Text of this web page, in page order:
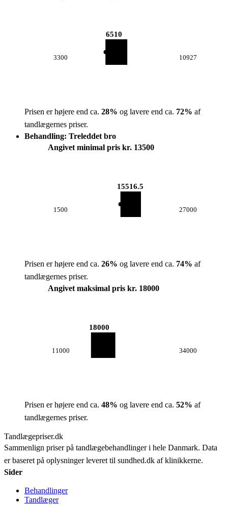
3300
6510
10927
Prisen er højere end ca. 28% og lavere end ca. 72% af
tandlægernes priser.
Behandling: Treleddet bro
Angivet minimal pris kr. 13500
1500
15516.5
27000
Prisen er højere end ca. 26% og lavere end ca. 74% af
tandlægernes priser.
Angivet maksimal pris kr. 18000
11000
18000
34000
Prisen er højere end ca. 48% og lavere end ca. 52% af
tandlægernes priser.
Tandlægepriser.dk
Sammenlign priser på tandlægebehandlinger i hele Danmark. Data
er baseret på oplysninger leveret til sundhed.dk af klinikkerne.
Sider
Behandlinger
Tandlæger